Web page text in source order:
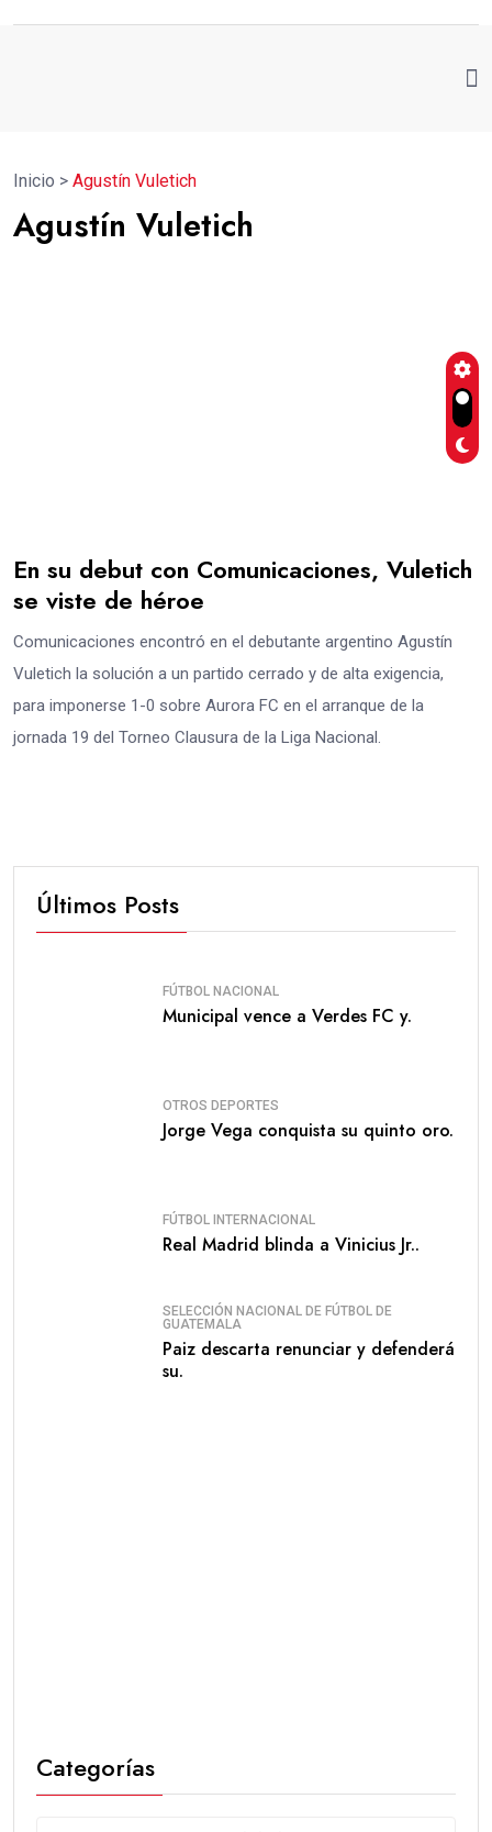
Inicio > Agustín Vuletich
Agustín Vuletich
En su debut con Comunicaciones, Vuletich
se viste de héroe
Comunicaciones encontró en el debutante argentino Agustín
Vuletich la solución a un partido cerrado y de alta exigencia,
para imponerse 1-0 sobre Aurora FC en el arranque de la
jornada 19 del Torneo Clausura de la Liga Nacional.
Últimos Posts
FÚTBOL NACIONAL
Municipal vence a Verdes FC y.
OTROS DEPORTES
Jorge Vega conquista su quinto oro.
FÚTBOL INTERNACIONAL
Real Madrid blinda a Vinicius Jr..
SELECCIÓN NACIONAL DE FÚTBOL DE
GUATEMALA
Paiz descarta renunciar y defenderá
su.
Categorías